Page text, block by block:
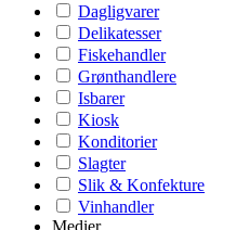
Dagligvarer
Delikatesser
Fiskehandler
Grønthandlere
Isbarer
Kiosk
Konditorier
Slagter
Slik & Konfekture
Vinhandler
Medier